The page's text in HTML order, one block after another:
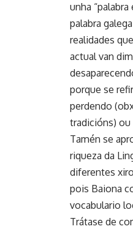
unha “palabra
palabra
realidades
actual van
porque se
perdendo
tradicións) ou
Tamén se
riqueza da
diferentes
pois Baiona
vocabulario
Trátase de